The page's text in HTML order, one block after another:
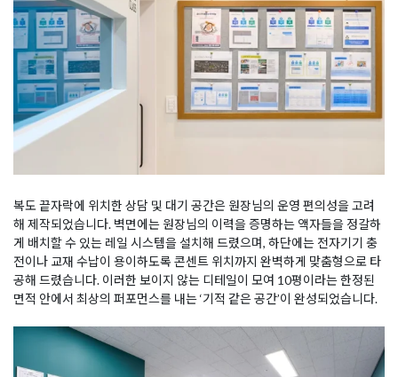
복도 끝자락에 위치한 상담 및 대기 공간은 원장님의 운영 편의성을 고려
해 제작되었습니다. 벽면에는 원장님의 이력을 증명하는 액자들을 정갈하
게 배치할 수 있는 레일 시스템을 설치해 드렸으며, 하단에는 전자기기 충
전이나 교재 수납이 용이하도록 콘센트 위치까지 완벽하게 맞춤형으로 타
공해 드렸습니다. 이러한 보이지 않는 디테일이 모여 10평이라는 한정된
면적 안에서 최상의 퍼포먼스를 내는 ‘기적 같은 공간’이 완성되었습니다.